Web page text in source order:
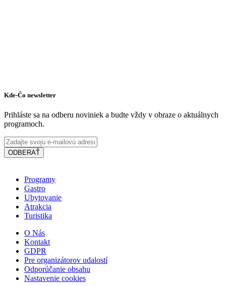
Kde-Čo newsletter
Prihláste sa na odberu noviniek a budte vždy v obraze o aktuálnych
programoch.
ODBERAŤ
Programy
Gastro
Ubytovanie
Atrakcia
Turistika
O Nás
Kontakt
GDPR
Pre organizátorov udalostí
Odporúčanie obsahu
Nastavenie cookies